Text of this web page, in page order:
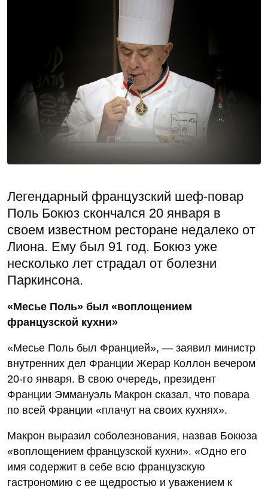
Легендарный французский шеф-повар
Поль Бокюз скончался 20 января в
своем известном ресторане недалеко от
Лиона. Ему был 91 год. Бокюз уже
несколько лет страдал от болезни
Паркинсона.
«Месье Поль» был «воплощением
французской кухни»
«Месье Поль был Францией», — заявил министр
внутренних дел Франции Жерар Коллон вечером
20-го января. В свою очередь, президент
Франции Эммануэль Макрон сказал, что повара
по всей Франции «плачут на своих кухнях».
Макрон выразил соболезнования, назвав Бокюза
«воплощением французской кухни». «Одно его
имя содержит в себе всю французскую
гастрономию с ее щедростью и уважением к